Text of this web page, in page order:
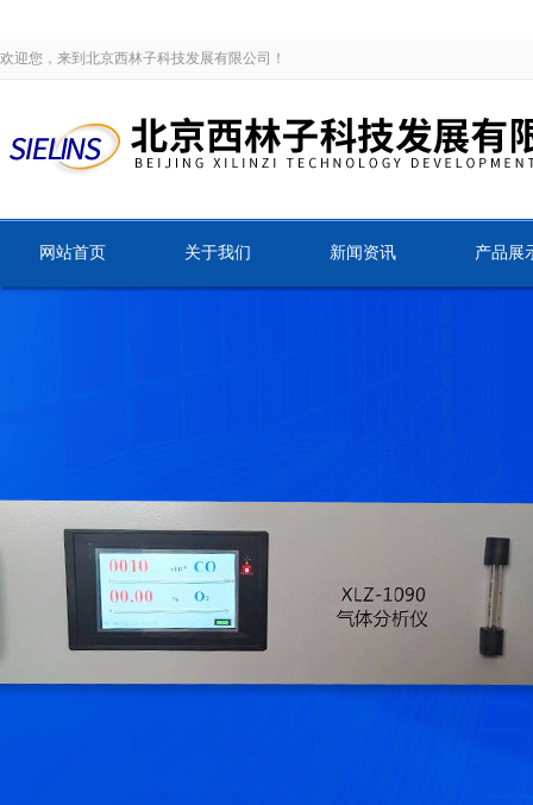
欢迎您，来到北京西林子科技发展有限公司！
网站首页 关于我们 新闻资讯 产品展